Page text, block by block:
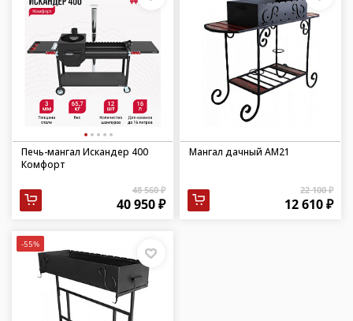
Печь-мангал Искандер 400
Комфорт
48 560 ₽
40 950 ₽
Мангал дачный АМ21
22 100 ₽
12 610 ₽
-55%